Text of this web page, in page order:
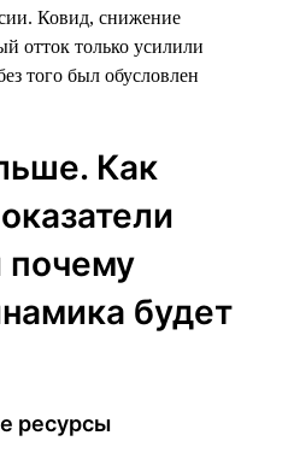
Ковид, снижение
отток только усилили
того был обусловлен
Как
почему
будет
ресурсы